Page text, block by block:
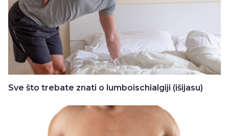
Sve što trebate znati o lumboischialgiji (išijasu)